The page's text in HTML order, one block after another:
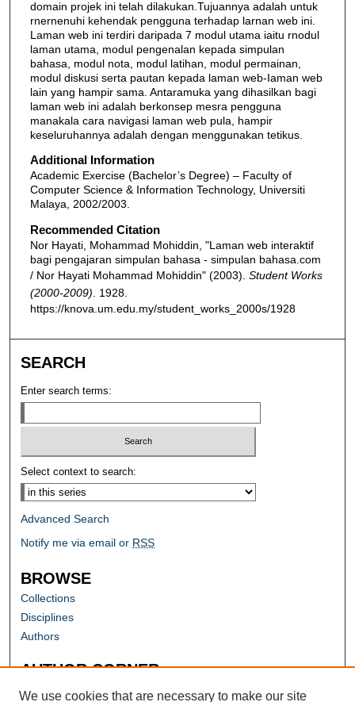
domain projek ini telah dilakukan.Tujuannya adalah untuk
rnernenuhi kehendak pengguna terhadap larnan web ini.
Laman web ini terdiri daripada 7 modul utama iaitu rnodul
laman utama, modul pengenalan kepada simpulan
bahasa, modul nota, modul latihan, modul permainan,
modul diskusi serta pautan kepada laman web-Iaman web
lain yang hampir sama. Antaramuka yang dihasilkan bagi
laman web ini adalah berkonsep mesra pengguna
manakala cara navigasi laman web pula, hampir
keseluruhannya adalah dengan menggunakan tetikus.
Additional Information
Academic Exercise (Bachelor’s Degree) – Faculty of
Computer Science & Information Technology, Universiti
Malaya, 2002/2003.
Recommended Citation
Nor Hayati, Mohammad Mohiddin, "Laman web interaktif
bagi pengajaran simpulan bahasa - simpulan bahasa.com
/ Nor Hayati Mohammad Mohiddin" (2003). Student Works
(2000-2009) . 1928.
https://knova.um.edu.my/student_works_2000s/1928
SEARCH
Enter search terms:
Select context to search:
Advanced Search
Notify me via email or RSS
BROWSE
Collections
Disciplines
Authors
AUTHOR CORNER
Author FAQ
We use cookies that are necessary to make our site